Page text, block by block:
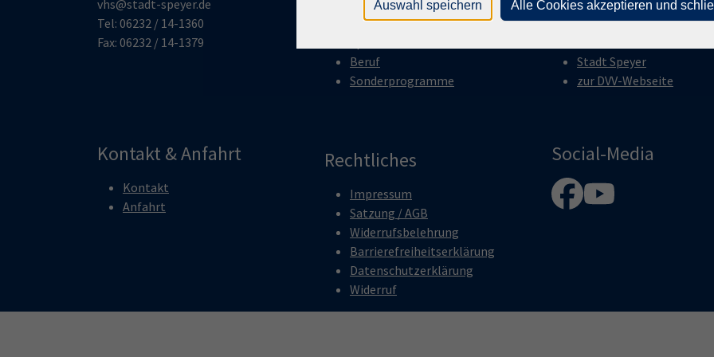
vhs@stadt-speyer.de
Tel: 06232 / 14-1360
Fax: 06232 / 14-1379
Kultur
Gesundheit
Beruf
Sonderprogramme
Über uns
Aktuelles
Stadt Speyer
zur DVV-Webseite
Kontakt & Anfahrt
Kontakt
Anfahrt
Rechtliches
Impressum
Satzung / AGB
Widerrufsbelehrung
Barrierefreiheitserklärung
Datenschutzerklärung
Widerruf
Social-Media
Auswahl speichern Alle Cookies akzeptieren und